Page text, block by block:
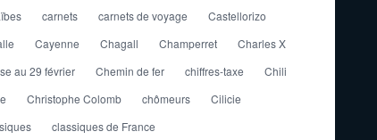
carnets carnets de voyage
Castellorizo
Cayenne Chagall Champerret
Charles X
au 29 février
Chemin de fer chiffres-taxe
Chili
Christophe Colomb chômeurs
Cilicie
classiques de France